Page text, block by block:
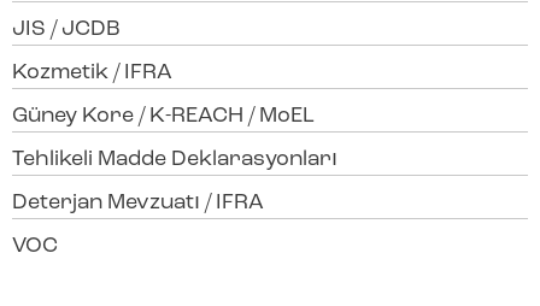
JIS / JCDB
Kozmetik / IFRA
Güney Kore / K-REACH / MoEL
Tehlikeli Madde Deklarasyonları
Deterjan Mevzuatı / IFRA
VOC